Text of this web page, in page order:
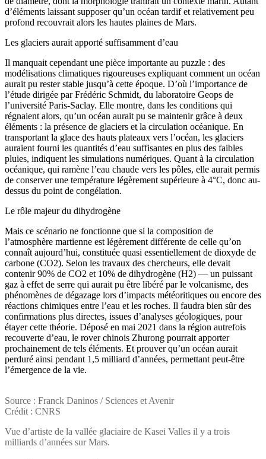
d’éléments laissant supposer qu’un océan tardif et relativement peu
profond recouvrait alors les hautes plaines de Mars.
Les glaciers aurait apporté suffisamment d’eau
Il manquait cependant une pièce importante au puzzle : des
modélisations climatiques rigoureuses expliquant comment un océan
aurait pu rester stable jusqu’à cette époque. D’où l’importance de
l’étude dirigée par Frédéric Schmidt, du laboratoire Geops de
l’université Paris-Saclay. Elle montre, dans les conditions qui
régnaient alors, qu’un océan aurait pu se maintenir grâce à deux
éléments : la présence de glaciers et la circulation océanique. En
transportant la glace des hauts plateaux vers l’océan, les glaciers
auraient fourni les quantités d’eau suffisantes en plus des faibles
pluies, indiquent les simulations numériques. Quant à la circulation
océanique, qui ramène l’eau chaude vers les pôles, elle aurait permis
de conserver une température légèrement supérieure à 4°C, donc au-
dessus du point de congélation.
Le rôle majeur du dihydrogène
Mais ce scénario ne fonctionne que si la composition de
l’atmosphère martienne est légèrement différente de celle qu’on
connaît aujourd’hui, constituée quasi essentiellement de dioxyde de
carbone (CO2). Selon les travaux des chercheurs, elle devait
contenir 90% de CO2 et 10% de dihydrogène (H2) — un puissant
gaz à effet de serre qui aurait pu être libéré par le volcanisme, des
phénomènes de dégazage lors d’impacts météoritiques ou encore des
réactions chimiques entre l’eau et les roches. Il faudra bien sûr des
confirmations plus directes, issues d’analyses géologiques, pour
étayer cette théorie. Déposé en mai 2021 dans la région autrefois
recouverte d’eau, le rover chinois Zhurong pourrait apporter
prochainement de tels éléments. Et prouver qu’un océan aurait
perduré ainsi pendant 1,5 milliard d’années, permettant peut-être
l’émergence de la vie.
Source : Franck Daninos / Sciences et Avenir
Crédit : CNRS
Vue d’artiste de la vallée glaciaire de Kasei Valles il y a trois
milliards d’années sur Mars.